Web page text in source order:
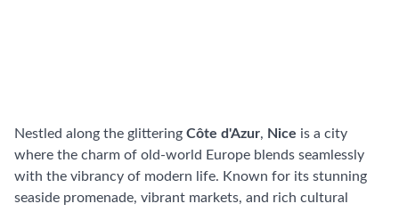
Nestled along the glittering Côte d'Azur, Nice is a city
where the charm of old-world Europe blends seamlessly
with the vibrancy of modern life. Known for its stunning
seaside promenade, vibrant markets, and rich cultural